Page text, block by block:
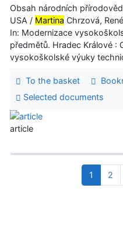
Obsah národních
USA / Martina Chrzová,
In: Modernizace
předmětů. Hradec Králové :
vysokoškolské výuky
To the basket
Selected documents
article
1 2